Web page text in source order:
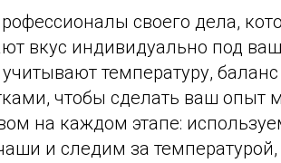
своего дела,
вкус индивидуально под
температуру, баланс
чтобы сделать ваш опыт
на каждом этапе:
и следим за